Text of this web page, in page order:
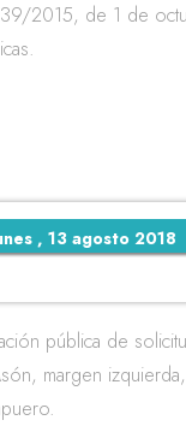
2015, de 1 de
11 de
, 13 agosto 2018
pública de
margen izquierda,